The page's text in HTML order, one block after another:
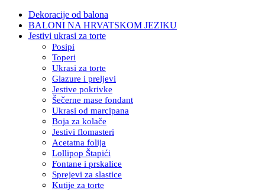
Dekoracije od balona
BALONI NA HRVATSKOM JEZIKU
Jestivi ukrasi za torte
Posipi
Toperi
Ukrasi za torte
Glazure i preljevi
Jestive pokrivke
Šečerne mase fondant
Ukrasi od marcipana
Boja za kolače
Jestivi flomasteri
Acetatna folija
Lollipop Štapići
Fontane i prskalice
Sprejevi za slastice
Kutije za torte